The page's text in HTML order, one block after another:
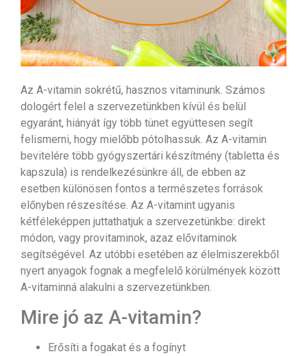
Az A-vitamin sokrétű, hasznos vitaminunk. Számos
dologért felel a szervezetünkben kívül és belül
egyaránt, hiányát így több tünet együttesen segít
felismerni, hogy mielőbb pótolhassuk. Az A-vitamin
bevitelére több gyógyszertári készítmény (tabletta és
kapszula) is rendelkezésünkre áll, de ebben az
esetben különösen fontos a természetes források
előnyben részesítése. Az A-vitamint ugyanis
kétféleképpen juttathatjuk a szervezetünkbe: direkt
módon, vagy provitaminok, azaz elővitaminok
segítségével. Az utóbbi esetében az élelmiszerekből
nyert anyagok fognak a megfelelő körülmények között
A-vitaminná alakulni a szervezetünkben.
Mire jó az A-vitamin?
Erősíti a fogakat és a fogínyt